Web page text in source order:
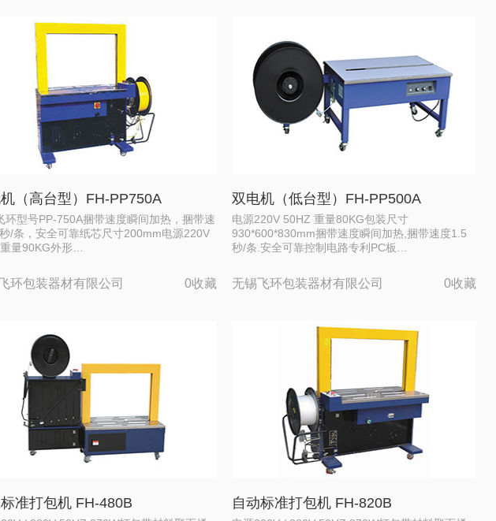
（高台型）FH-PP750A
环型号PP-750A捆带速度瞬间加热，捆带速
/条，安全可靠纸芯尺寸200mm电源220V
量90KG外形…
环包装器材有限公司 0收藏
双电机（低台型）FH-PP500A
电源220V 50HZ 重量80KG包装尺寸
930*600*830mm捆带速度瞬间加热,捆带速度1.5
秒/条.安全可靠控制电路专利PC板…
无锡飞环包装器材有限公司 0收藏
准打包机 FH-480B 自动标准打包机 FH-820B